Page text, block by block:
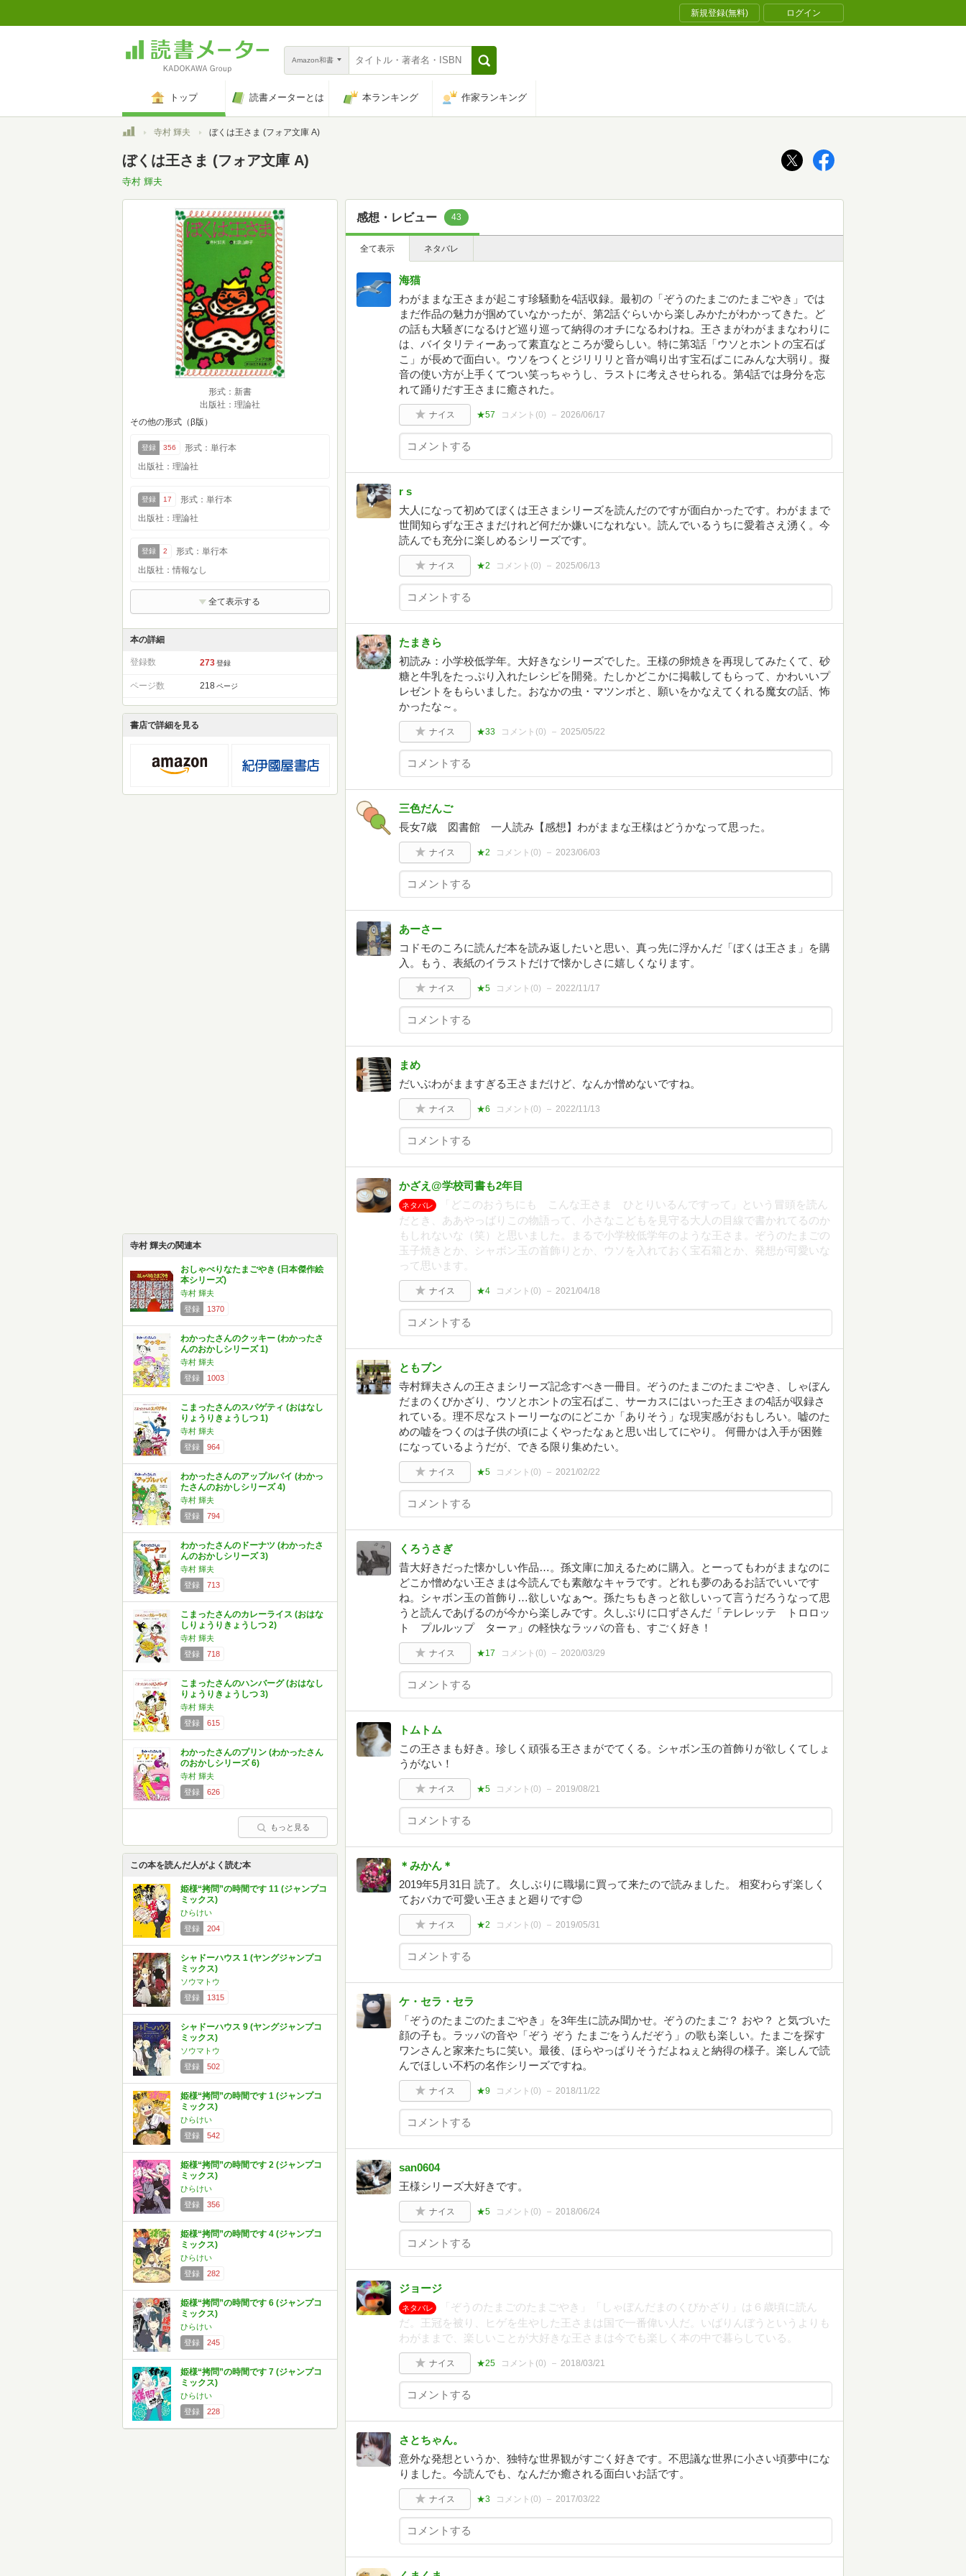
新規登録(無料) ログイン
Amazon和書
トップ 読書メーターとは 本ランキング 作家ランキング
トップ寺村 輝夫 ぼくは王さま (フォア文庫 A)
ぼくは王さま (フォア文庫 A)
寺村 輝夫
形式：新書
出版社：理論社
その他の形式（β版）
登録 356
形式：単行本
出版社：理論社
登録 17
形式：単行本
出版社：理論社
登録 2
形式：単行本
出版社：情報なし
全て表示する
本の詳細
登録数 273 登録
ページ数 218 ページ
書店で詳細を見る
寺村 輝夫の関連本
おしゃべりなたまごやき (日本傑作絵
本シリーズ)
寺村 輝夫
登録
1370
わかったさんのクッキー (わかったさ
んのおかしシリーズ 1)
寺村 輝夫
登録
1003
こまったさんのスパゲティ (おはなし
りょうりきょうしつ 1)
寺村 輝夫
登録
964
わかったさんのアップルパイ (わかっ
たさんのおかしシリーズ 4)
寺村 輝夫
登録
794
わかったさんのドーナツ (わかったさ
んのおかしシリーズ 3)
寺村 輝夫
登録
713
こまったさんのカレーライス (おはな
しりょうりきょうしつ 2)
寺村 輝夫
登録
718
こまったさんのハンバーグ (おはなし
りょうりきょうしつ 3)
寺村 輝夫
登録
615
わかったさんのプリン (わかったさん
のおかしシリーズ 6)
寺村 輝夫
登録
626
もっと見る
この本を読んだ人がよく読む本
姫様“拷問”の時間です 11 (ジャンプコ
ミックス)
ひらけい
登録
204
シャドーハウス 1 (ヤングジャンプコ
ミックス)
ソウマトウ
登録
1315
シャドーハウス 9 (ヤングジャンプコ
ミックス)
ソウマトウ
登録
502
姫様“拷問”の時間です 1 (ジャンプコ
ミックス)
ひらけい
登録
542
姫様“拷問”の時間です 2 (ジャンプコ
ミックス)
ひらけい
登録
356
姫様“拷問”の時間です 4 (ジャンプコ
ミックス)
ひらけい
登録
282
姫様“拷問”の時間です 6 (ジャンプコ
ミックス)
ひらけい
登録
245
姫様“拷問”の時間です 7 (ジャンプコ
ミックス)
ひらけい
登録
228
感想・レビュー 43
全て表示 ネタバレ
海猫
わがままな王さまが起こす珍騒動を4話収録。最初の「ぞうのたまごのたまごやき」では
まだ作品の魅力が掴めていなかったが、第2話ぐらいから楽しみかたがわかってきた。ど
の話も大騒ぎになるけど巡り巡って納得のオチになるわけね。王さまがわがままなわりに
は、バイタリティーあって素直なところが愛らしい。特に第3話「ウソとホントの宝石ば
こ」が長めで面白い。ウソをつくとジリリリと音が鳴り出す宝石ばこにみんな大弱り。擬
音の使い方が上手くてつい笑っちゃうし、ラストに考えさせられる。第4話では身分を忘
れて踊りだす王さまに癒された。
ナイス ★57 コメント(0) 2026/06/17
r s
大人になって初めてぼくは王さまシリーズを読んだのですが面白かったです。わがままで
世間知らずな王さまだけれど何だか嫌いになれない。読んでいるうちに愛着さえ湧く。今
読んでも充分に楽しめるシリーズです。
ナイス ★2 コメント(0) 2025/06/13
たまきら
初読み：小学校低学年。大好きなシリーズでした。王様の卵焼きを再現してみたくて、砂
糖と牛乳をたっぷり入れたレシピを開発。たしかどこかに掲載してもらって、かわいいプ
レゼントをもらいました。おなかの虫・マツンボと、願いをかなえてくれる魔女の話、怖
かったな～。
ナイス ★33 コメント(0) 2025/05/22
三色だんご
長女7歳 図書館 一人読み【感想】わがままな王様はどうかなって思った。
ナイス ★2 コメント(0) 2023/06/03
あーさー
コドモのころに読んだ本を読み返したいと思い、真っ先に浮かんだ「ぼくは王さま」を購
入。もう、表紙のイラストだけで懐かしさに嬉しくなります。
ナイス ★5 コメント(0) 2022/11/17
まめ
だいぶわがまますぎる王さまだけど、なんか憎めないですね。
ナイス ★6 コメント(0) 2022/11/13
かざえ@学校司書も2年目
ネタバレ
「どこのおうちにも こんな王さま ひとりいるんですって」という冒頭を読ん
だとき、ああやっばりこの物語って、小さなこどもを見守る大人の目線で書かれてるのか
もしれないな（笑）と思いました。まるで小学校低学年のような王さま。ぞうのたまごの
玉子焼きとか、シャボン玉の首飾りとか、ウソを入れておく宝石箱とか、発想が可愛いな
って思います。
ナイス ★4 コメント(0) 2021/04/18
ともブン
寺村輝夫さんの王さまシリーズ記念すべき一冊目。ぞうのたまごのたまごやき、しゃぼん
だまのくびかざり、ウソとホントの宝石ばこ、サーカスにはいった王さまの4話が収録さ
れている。理不尽なストーリーなのにどこか「ありそう」な現実感がおもしろい。嘘のた
めの嘘をつくのは子供の頃によくやったなぁと思い出してにやり。 何冊かは入手が困難
になっているようだが、できる限り集めたい。
ナイス ★5 コメント(0) 2021/02/22
くろうさぎ
昔大好きだった懐かしい作品…。孫文庫に加えるために購入。とーってもわがままなのに
どこか憎めない王さまは今読んでも素敵なキャラです。どれも夢のあるお話でいいです
ね。シャボン玉の首飾り…欲しいなぁ〜。孫たちもきっと欲しいって言うだろうなって思
うと読んであげるのが今から楽しみです。久しぶりに口ずさんだ「テレレッテ トロロッ
ト プルルップ ターァ」の軽快なラッパの音も、すごく好き！
ナイス ★17 コメント(0) 2020/03/29
トムトム
この王さまも好き。珍しく頑張る王さまがでてくる。シャボン玉の首飾りが欲しくてしょ
うがない！
ナイス ★5 コメント(0) 2019/08/21
＊みかん＊
2019年5月31日 読了。 久しぶりに職場に買って来たので読みました。 相変わらず楽しく
ておバカで可愛い王さまと廻りです😊
ナイス ★2 コメント(0) 2019/05/31
ケ・セラ・セラ
「ぞうのたまごのたまごやき」を3年生に読み聞かせ。ぞうのたまご？ おや？ と気づいた
顔の子も。ラッパの音や「ぞう ぞう たまごをうんだぞう」の歌も楽しい。たまごを探す
ワンさんと家来たちに笑い。最後、ほらやっぱりそうだよねぇと納得の様子。楽しんで読
んでほしい不朽の名作シリーズですね。
ナイス ★9 コメント(0) 2018/11/22
san0604
王様シリーズ大好きです。
ナイス ★5 コメント(0) 2018/06/24
ジョージ
ネタバレ
「ぞうのたまごのたまごやき」「しゃぼんだまのくびかざり」は６歳頃に読ん
だ。王冠を被り、ヒゲを生やした王さまは国で一番偉い人だ。いばりんぼうというよりも
わがままで、楽しいことが大好きな王さまは今でも楽しく本の中で暮らしている。
ナイス ★25 コメント(0) 2018/03/21
さとちゃん。
意外な発想というか、独特な世界観がすごく好きです。不思議な世界に小さい頃夢中にな
りました。今読んでも、なんだか癒される面白いお話です。
ナイス ★3 コメント(0) 2017/03/22